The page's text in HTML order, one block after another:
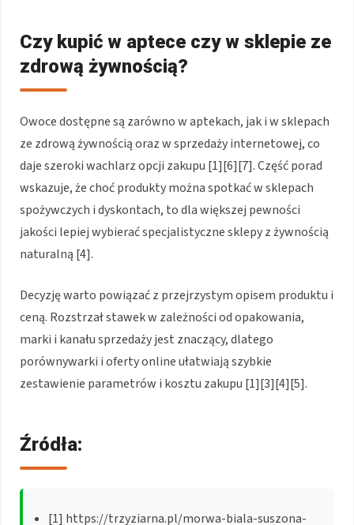
Czy kupić w aptece czy w sklepie ze
zdrową żywnością?
Owoce dostępne są zarówno w aptekach, jak i w sklepach
ze zdrową żywnością oraz w sprzedaży internetowej, co
daje szeroki wachlarz opcji zakupu [1][6][7]. Część porad
wskazuje, że choć produkty można spotkać w sklepach
spożywczych i dyskontach, to dla większej pewności
jakości lepiej wybierać specjalistyczne sklepy z żywnością
naturalną [4].
Decyzję warto powiązać z przejrzystym opisem produktu i
ceną. Rozstrzał stawek w zależności od opakowania,
marki i kanału sprzedaży jest znaczący, dlatego
porównywarki i oferty online ułatwiają szybkie
zestawienie parametrów i kosztu zakupu [1][3][4][5].
Źródła:
[1] https://trzyziarna.pl/morwa-biala-suszona-